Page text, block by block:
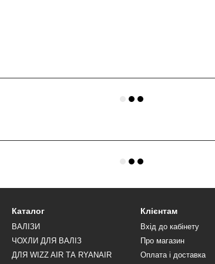
Каталог
ВАЛІЗИ
ЧОХЛИ ДЛЯ ВАЛІЗ
ДЛЯ WIZZ AIR ТА RYANAIR
Клієнтам
Вхід до кабінету
Про магазин
Оплата і доставка